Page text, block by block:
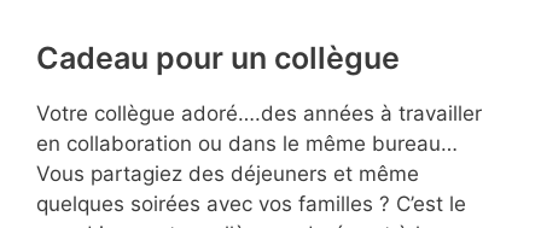
Cadeau pour un collègue
Votre collègue adoré….des années à travailler
en collaboration ou dans le même bureau…
Vous partagiez des déjeuners et même
quelques soirées avec vos familles ? C’est le